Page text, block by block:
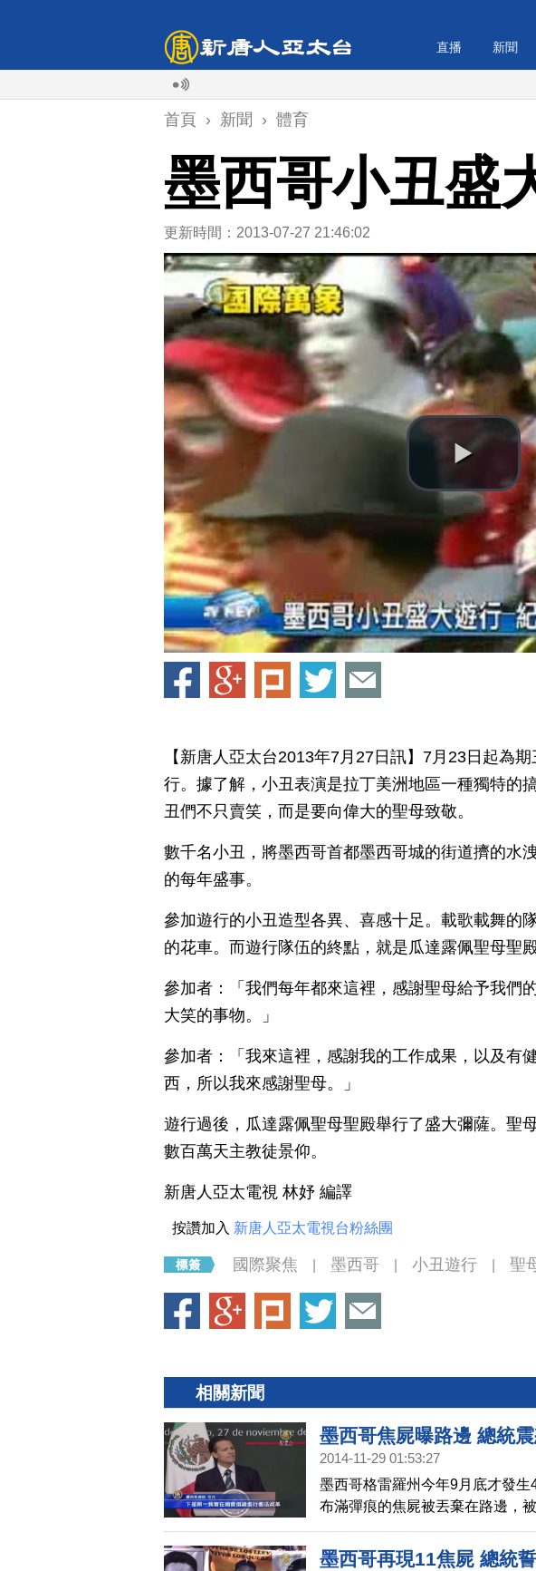
直播 新聞
首頁 › 新聞 › 體育
墨西哥小丑盛
更新時間：2013-07-27 21:46:02
【新唐人亞太台2013年7月27日訊】7月23日起為
行。據了解，小丑表演是拉丁美洲地區一種獨特的
丑們不只賣笑，而是要向偉大的聖母致敬。
數千名小丑，將墨西哥首都墨西哥城的街道擠的水
的每年盛事。
參加遊行的小丑造型各異、喜感十足。載歌載舞的
的花車。而遊行隊伍的終點，就是瓜達露佩聖母聖
參加者：「我們每年都來這裡，感謝聖母給予我們
大笑的事物。」
參加者：「我來這裡，感謝我的工作成果，以及有
西，所以我來感謝聖母。」
遊行過後，瓜達露佩聖母聖殿舉行了盛大彌薩。聖
數百萬天主教徒景仰。
新唐人亞太電視 林妤 編譯
按讚加入 新唐人亞太電視台粉絲團
國際聚焦 墨西哥 小丑遊行 聖
相關新聞
墨西哥焦屍曝路邊 總統
2014-11-29 01:53:27
墨西哥格雷羅州今年9月底才發
布滿彈痕的焦屍被丟棄在路邊，
震怒表示，對於貪腐的地方政府
墨西哥再現11焦屍 總統